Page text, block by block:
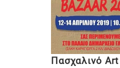
Πασχαλινό